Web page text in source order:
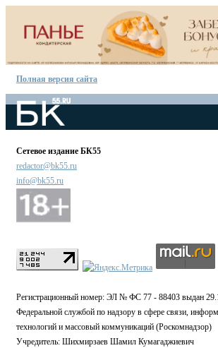
Полная версия сайта
Сетевое издание БК55
redactor@bk55.ru
info@bk55.ru
Регистрационный номер: ЭЛ № ФС 77 - 88403 выдан
Федеральной службой по надзору в сфере связи,
технологий и массовый коммуникаций (Роскомнадзор)
Учредитель: Шихмирзаев Шамил Кумагаджиевич